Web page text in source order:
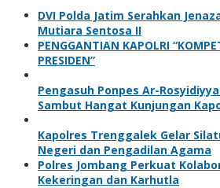
DVI Polda Jatim Serahkan
Mutiara Sentosa II
PENGGANTIAN KAPOLRI
PRESIDEN”
Pengasuh Ponpes Ar-
Sambut Hangat Kunjungan
Kapolres Trenggalek Gelar
Negeri dan Pengadilan Agama
Polres Jombang Perkuat
Kekeringan dan Karhutla